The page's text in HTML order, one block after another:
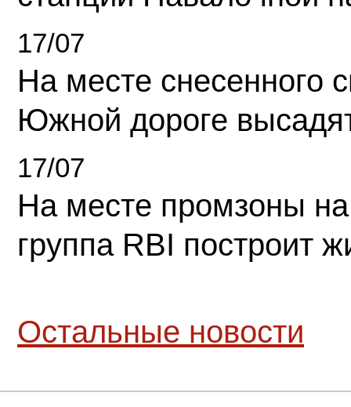
17/07
На месте снесенного
Южной дороге
17/07
На месте промзоны
группа RBI построит
Остальные новости